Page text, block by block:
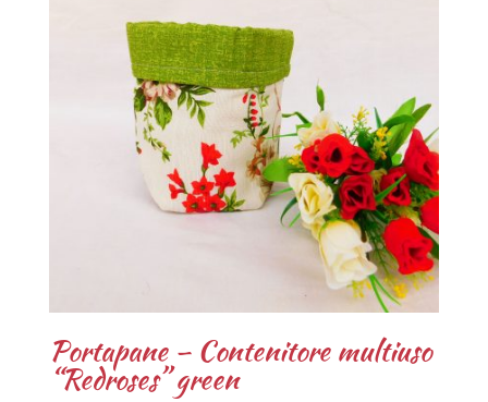
Portapane – Contenitore multiuso
“Redroses” green